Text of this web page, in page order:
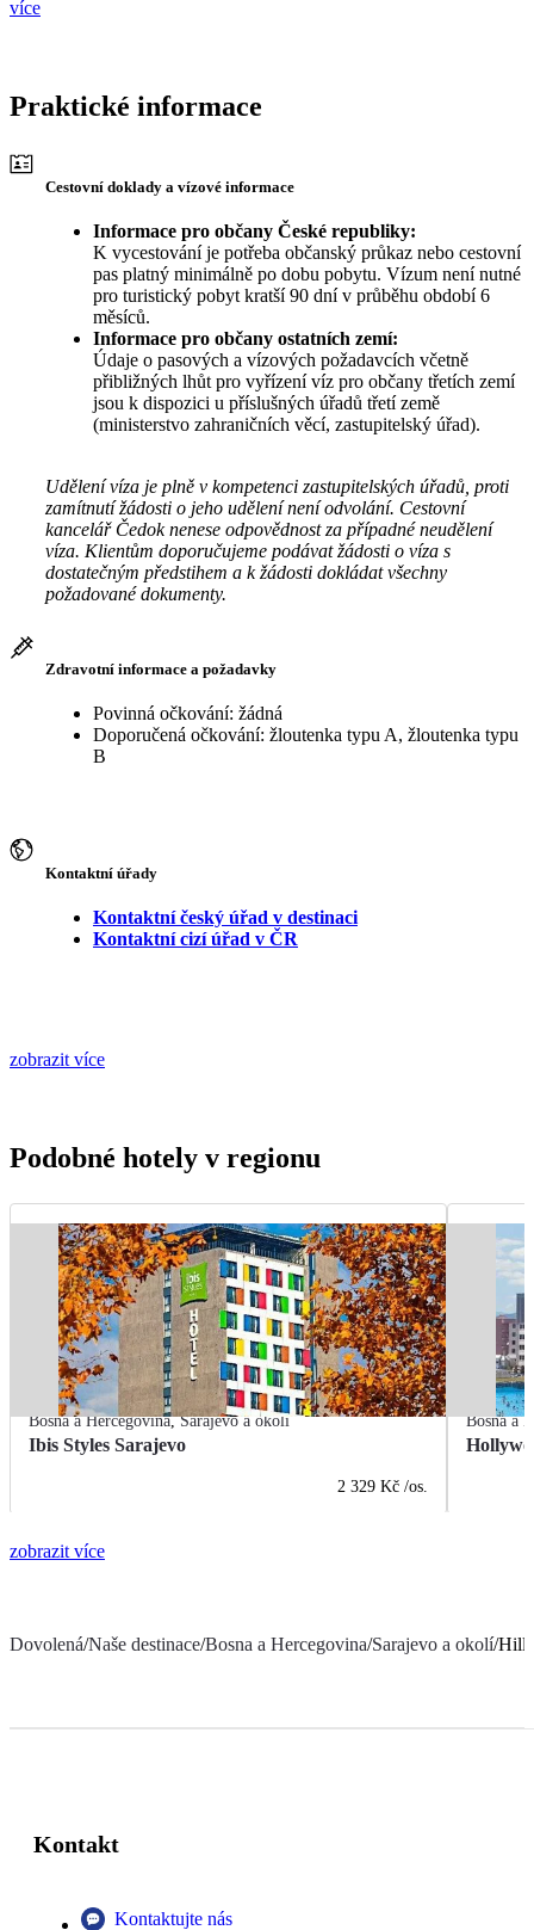
více
Praktické informace
Cestovní doklady a vízové informace
Informace pro občany České republiky:
K vycestování je potřeba občanský průkaz nebo cestovní
pas platný minimálně po dobu pobytu. Vízum není nutné
pro turistický pobyt kratší 90 dní v průběhu období 6
měsíců.
Informace pro občany ostatních zemí:
Údaje o pasových a vízových požadavcích včetně
přibližných lhůt pro vyřízení víz pro občany třetích zemí
jsou k dispozici u příslušných úřadů třetí země
(ministerstvo zahraničních věcí, zastupitelský úřad).
Udělení víza je plně v kompetenci zastupitelských úřadů, proti
zamítnutí žádosti o jeho udělení není odvolání. Cestovní
kancelář Čedok nenese odpovědnost za případné neudělení
víza. Klientům doporučujeme podávat žádosti o víza s
dostatečným předstihem a k žádosti dokládat všechny
požadované dokumenty.
Zdravotní informace a požadavky
Povinná očkování: žádná
Doporučená očkování: žloutenka typu A, žloutenka typu
B
Kontaktní úřady
Kontaktní český úřad v destinaci
Kontaktní cizí úřad v ČR
zobrazit více
Podobné hotely v regionu
Bosna a Hercegovina,Sarajevo a okolí
Ibis Styles Sarajevo
2 329 Kč /os.
Bosna a
zobrazit více
Dovolená/Naše destinace/Bosna a Hercegovina/Sarajevo a okolí/
Kontakt
Kontaktujte nás